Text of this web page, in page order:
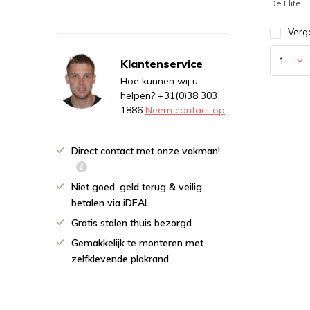
De Elite...
Klantenservice
Hoe kunnen wij u
helpen? +31(0)38 303
1886 Neem contact op
Direct contact met onze vakman!
Niet goed, geld terug & veilig
betalen via iDEAL
Gratis stalen thuis bezorgd
Gemakkelijk te monteren met
zelfklevende plakrand